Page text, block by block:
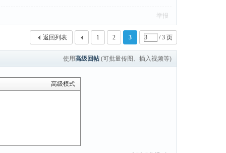
举报
1 2 3 / 3 页
返回列表
使用高级回帖 (可批量传图、插入视频等)
高级模式